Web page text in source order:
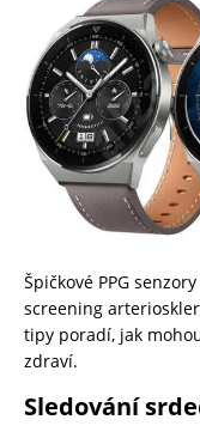
Špičkové PPG
screening
tipy poradí, jak
zdraví.
Sledování